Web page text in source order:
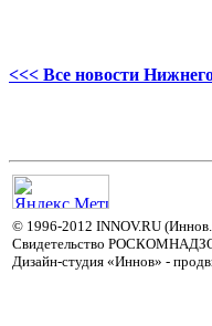
<<< Все новости
© 1996-2012 INNOV.RU
Свидетельство
Дизайн-студия «Иннов» -